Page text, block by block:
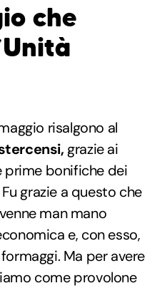
che
risalgono al
grazie ai
prime bonifiche dei
Fu grazie a questo che
man mano
e, con esso,
Ma per avere
come provolone